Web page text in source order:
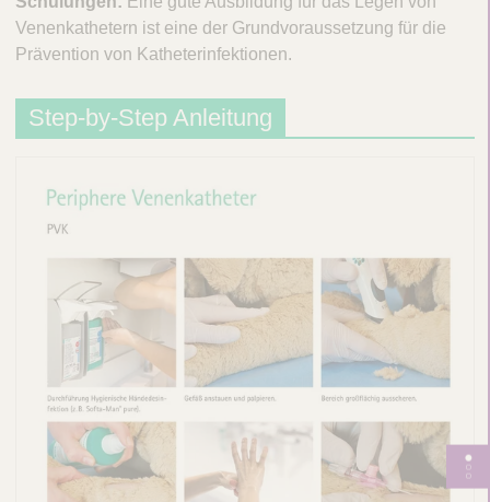
Venenkathetern ist eine der Grundvoraussetzung für die
Prävention von Katheterinfektionen.
Step-by-Step Anleitung
S
e